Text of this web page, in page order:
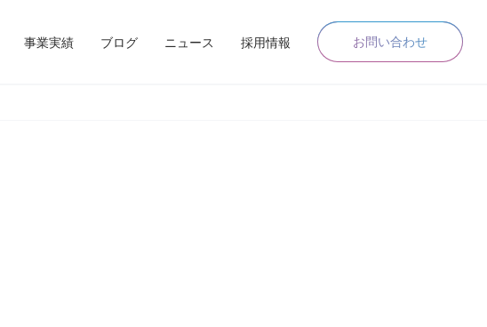
事業実績 ブログ ニュース 採用情報 お問い合わせ